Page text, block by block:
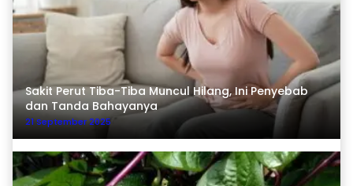
Sakit Perut Tiba-Tiba Muncul Hilang, Ini Penyebab
dan Tanda Bahayanya
21 September 2025